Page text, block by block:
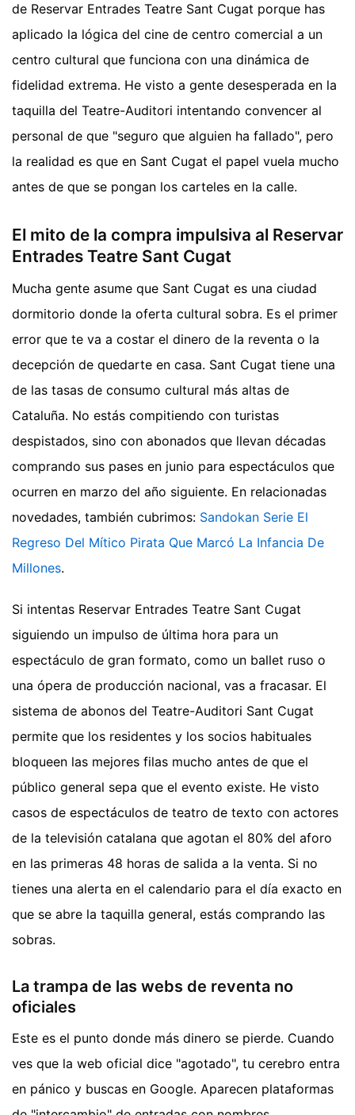
de Reservar Entrades Teatre Sant Cugat porque has
aplicado la lógica del cine de centro comercial a un
centro cultural que funciona con una dinámica de
fidelidad extrema. He visto a gente desesperada en la
taquilla del Teatre-Auditori intentando convencer al
personal de que "seguro que alguien ha fallado", pero
la realidad es que en Sant Cugat el papel vuela mucho
antes de que se pongan los carteles en la calle.
El mito de la compra impulsiva al Reservar
Entrades Teatre Sant Cugat
Mucha gente asume que Sant Cugat es una ciudad
dormitorio donde la oferta cultural sobra. Es el primer
error que te va a costar el dinero de la reventa o la
decepción de quedarte en casa. Sant Cugat tiene una
de las tasas de consumo cultural más altas de
Cataluña. No estás compitiendo con turistas
despistados, sino con abonados que llevan décadas
comprando sus pases en junio para espectáculos que
ocurren en marzo del año siguiente. En relacionadas
novedades, también cubrimos: Sandokan Serie El
Regreso Del Mítico Pirata Que Marcó La Infancia De
Millones.
Si intentas Reservar Entrades Teatre Sant Cugat
siguiendo un impulso de última hora para un
espectáculo de gran formato, como un ballet ruso o
una ópera de producción nacional, vas a fracasar. El
sistema de abonos del Teatre-Auditori Sant Cugat
permite que los residentes y los socios habituales
bloqueen las mejores filas mucho antes de que el
público general sepa que el evento existe. He visto
casos de espectáculos de teatro de texto con actores
de la televisión catalana que agotan el 80% del aforo
en las primeras 48 horas de salida a la venta. Si no
tienes una alerta en el calendario para el día exacto en
que se abre la taquilla general, estás comprando las
sobras.
La trampa de las webs de reventa no
oficiales
Este es el punto donde más dinero se pierde. Cuando
ves que la web oficial dice "agotado", tu cerebro entra
en pánico y buscas en Google. Aparecen plataformas